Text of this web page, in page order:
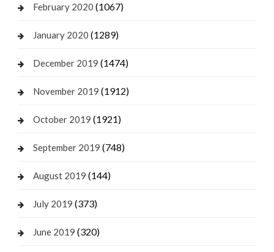
February 2020 (1067)
January 2020 (1289)
December 2019 (1474)
November 2019 (1912)
October 2019 (1921)
September 2019 (748)
August 2019 (144)
July 2019 (373)
June 2019 (320)